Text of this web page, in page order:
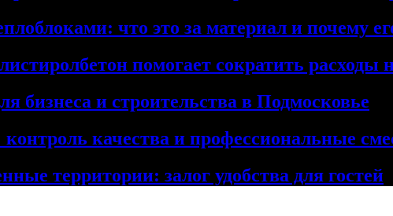
что это за материал и почему
помогает сократить расходы
бизнеса и строительства в Подмосковье
качества и профессиональные
территории: залог удобства для гостей